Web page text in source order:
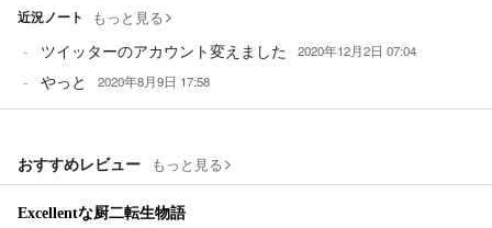
近況ノート もっと見る
ツイッターのアカウント変えました 2020年12月2日 07:04
やっと 2020年8月9日 17:58
おすすめレビュー もっと見る
Excellentな厨二転生物語